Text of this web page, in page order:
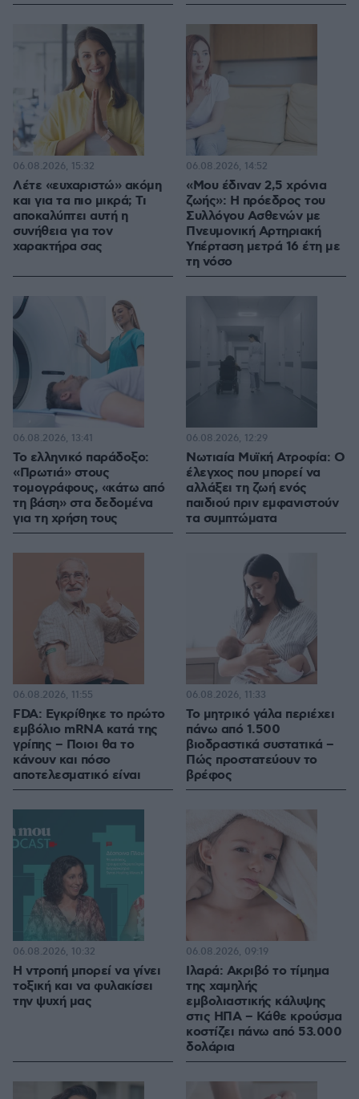
Λέτε «ευχαριστώ» ακόμη
και για τα πιο μικρά; Τι
αποκαλύπτει αυτή η
συνήθεια για τον
χαρακτήρα σας
06.08.2026, 15:32
«Μου έδιναν 2,5 χρόνια
ζωής»: Η πρόεδρος του
Συλλόγου Ασθενών με
Πνευμονική Αρτηριακή
Υπέρταση μετρά 16 έτη με
τη νόσο
06.08.2026, 14:52
Το ελληνικό παράδοξο:
«Πρωτιά» στους
τομογράφους, «κάτω από
τη βάση» στα δεδομένα
για τη χρήση τους
06.08.2026, 13:41
Νωτιαία Μυϊκή Ατροφία: Ο
έλεγχος που μπορεί να
αλλάξει τη ζωή ενός
παιδιού πριν εμφανιστούν
τα συμπτώματα
06.08.2026, 12:29
FDA: Εγκρίθηκε το πρώτο
εμβόλιο mRNA κατά της
γρίπης – Ποιοι θα το
κάνουν και πόσο
αποτελεσματικό είναι
06.08.2026, 11:55
Το μητρικό γάλα περιέχει
πάνω από 1.500
βιοδραστικά συστατικά –
Πώς προστατεύουν το
βρέφος
06.08.2026, 11:33
Η ντροπή μπορεί να γίνει
τοξική και να φυλακίσει
την ψυχή μας
06.08.2026, 10:32
Ιλαρά: Ακριβό το τίμημα
της χαμηλής
εμβολιαστικής κάλυψης
στις ΗΠΑ – Κάθε κρούσμα
κοστίζει πάνω από 53.000
δολάρια
06.08.2026, 09:19